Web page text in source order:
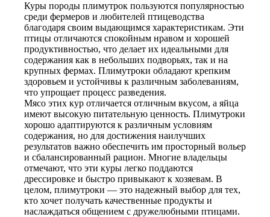
Куры породы плимутрок пользуются популярностью
среди фермеров и любителей птицеводства
благодаря своим выдающимся характеристикам. Эти
птицы отличаются спокойным нравом и хорошей
продуктивностью, что делает их идеальными для
содержания как в небольших подворьях, так и на
крупных фермах. Плимутроки обладают крепким
здоровьем и устойчивы к различным заболеваниям,
что упрощает процесс разведения.
Мясо этих кур отличается отличным вкусом, а яйца
имеют высокую питательную ценность. Плимутроки
хорошо адаптируются к различным условиям
содержания, но для достижения наилучших
результатов важно обеспечить им просторный вольер
и сбалансированный рацион. Многие владельцы
отмечают, что эти куры легко поддаются
дрессировке и быстро привыкают к хозяевам. В
целом, плимутроки — это надежный выбор для тех,
кто хочет получать качественные продукты и
наслаждаться общением с дружелюбными птицами.